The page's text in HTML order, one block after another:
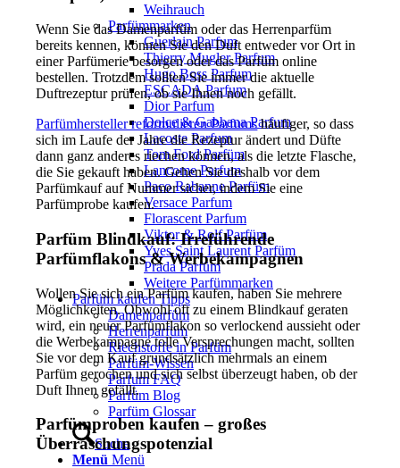
Weihrauch
Parfümmarken
Guerlain Parfum
Thierry Mugler Parfum
Hugo Boss Parfum
ESCADA Parfum
Dior Parfum
Dolce & Gabbana Parfum
Lacoste Parfum
Tom Ford Parfüm
Lancome Parfum
Paco Rabanne Parfüm
Versace Parfum
Florascent Parfum
Viktor & Rolf Parfüm
Yves Saint Laurent Parfüm
Prada Parfüm
Weitere Parfümmarken
Parfüm kaufen Tipps
Damenparfüm
Herrenparfüm
Riechstoffe in Parfüm
Parfüm-Wissen
Parfum FAQ
Parfüm Blog
Parfüm Glossar
Suche
Menü Menü
Wenn Sie das Damenparfüm oder das Herrenparfüm
bereits kennen, können Sie den Duft entweder vor Ort in
einer Parfümerie besorgen oder das Parfüm online
bestellen. Trotzdem sollten Sie immer die aktuelle
Duftrezeptur prüfen, ob sie Ihnen noch gefällt.
Parfümhersteller reformulieren Parfumshäufiger, so dass
sich im Laufe der Jahre die Rezeptur ändert und Düfte
dann ganz anderes riechen können, als die letzte Flasche,
die Sie gekauft haben. Gehen Sie deshalb vor dem
Parfümkauf auf Nummer sicher, indem Sie eine
Parfümprobe kaufen.
Parfüm Blindkauf: Irreführende
Parfümflakons & Werbekampagnen
Wollen Sie sich ein Parfüm kaufen, haben Sie mehrere
Möglichkeiten. Obwohl oft zu einem Blindkauf geraten
wird, ein neuer Parfümflakon so verlockend aussieht oder
die Werbekampagne tolle Versprechungen macht, sollten
Sie vor dem Kauf grundsätzlich mehrmals an einem
Parfüm gerochen und sich selbst überzeugt haben, ob der
Duft Ihnen gefällt.
Parfümproben kaufen – großes
Überraschungspotenzial